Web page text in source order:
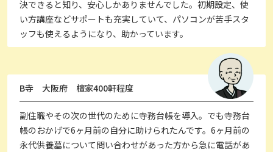
決できると知り、安心しかありませんでした。初期設定、使
い方講座などサポートも充実していて、パソコンが苦手スタ
ッフも使えるようになり、助かっています。
B寺 大阪府 檀家400軒程度
副住職やその次の世代のために寺務台帳を導入。でも寺務台
帳のおかげで6ヶ月前の自分に助けられたんです。6ヶ月前の
永代供養墓について問い合わせがあった方から急に電話があ